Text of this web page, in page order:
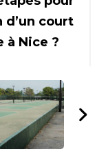
d’un court
à Nice ?